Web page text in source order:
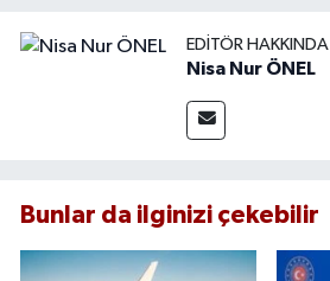
EDITÖR HAKKINDA
Nisa Nur ÖNEL
Bunlar da ilginizi çekebilir